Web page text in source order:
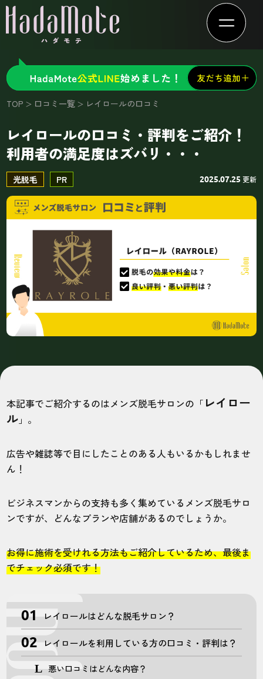
TOP 口コミ一覧 レイロールの口コミ
レイロールの口コミ・評判をご紹介！
利用者の満足度はズバリ・・・
光脱毛 PR 2025.07.25 更新
本記事でご紹介するのはメンズ脱毛サロンの「 レイロー
ル 」。
広告や雑誌等で目にしたことのある人もいるかもしれませ
ん！
ビジネスマンからの支持も多く集めているメンズ脱毛サロ
ンですが、どんなプランや店舗があるのでしょうか。
お得に施術を受けれる方法もご紹介しているため、最後ま
でチェック必須です！
レイロールはどんな脱毛サロン？
レイロールを利用している方の口コミ・評判は？
悪い口コミはどんな内容？